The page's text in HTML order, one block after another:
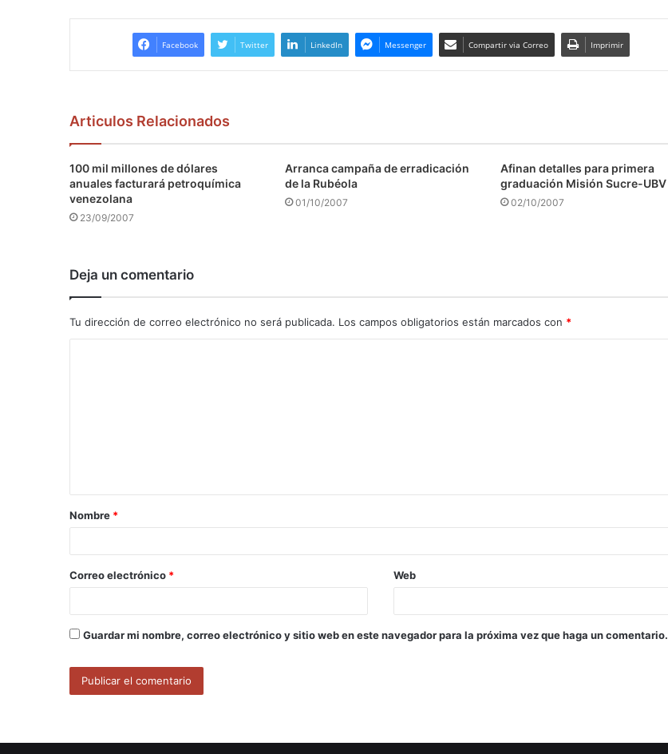
Facebook Twitter LinkedIn Messenger Compartir via Correo Imprimir
Articulos Relacionados
100 mil millones de dólares
anuales facturará petroquímica
venezolana
23/09/2007
Arranca campaña de erradicación
de la Rubéola
01/10/2007
Afinan detalles para primera
graduación Misión Sucre-UBV
02/10/2007
Deja un comentario
Tu dirección de correo electrónico no será publicada. Los campos obligatorios están marcados con *
a
r
*
Nombre *
Correo electrónico * Web
Guardar mi nombre, correo electrónico y sitio web en este navegador para la próxima vez que haga un comentario.